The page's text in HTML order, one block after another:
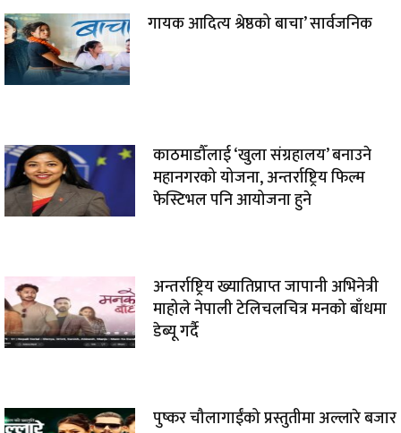
गायक आदित्य श्रेष्ठको बाचा’ सार्वजनिक
काठमाडौँलाई ‘खुला संग्रहालय’ बनाउने
महानगरको योजना, अन्तर्राष्ट्रिय फिल्म
फेस्टिभल पनि आयोजना हुने
अन्तर्राष्ट्रिय ख्यातिप्राप्त जापानी अभिनेत्री
माहोले नेपाली टेलिचलचित्र मनको बाँधमा
डेब्यू गर्दै
पुष्कर चौलागाईंको प्रस्तुतीमा अल्लारे बजार